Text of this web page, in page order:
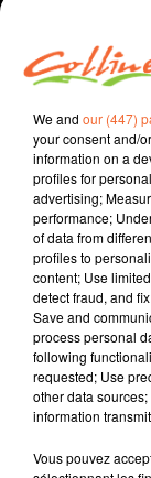
14 décembre
SPORTS MATIN
Sport
Présenté par
En footballl,
Bressuire,
Match en
REG 3 avec...
!
Zoom sur le
avec son
En Rugby,
We and our (447)
your consent and/
information on a
profiles for
advertising;
performance;
of data from
profiles to
content; Use
detect fraud, and
Save and
process personal
following
requested; Use
other data
information
Vous pouvez